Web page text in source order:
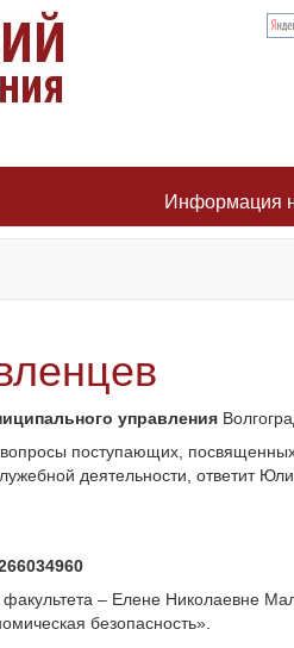
Информация
управления
поступающих,
деятельности, ответит
факультета – Елене Николаевне
безопасность».